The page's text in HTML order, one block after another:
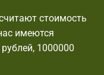
стоимость
имеются
1000000